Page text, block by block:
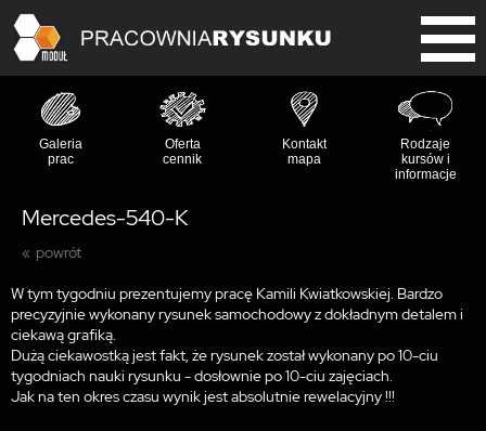
Galeria
prac
Oferta
cennik
Kontakt
mapa
Rodzaje
kursów i
informacje
Mercedes-540-K
powrót
W tym tygodniu prezentujemy pracę Kamili Kwiatkowskiej. Bardzo
precyzyjnie wykonany rysunek samochodowy z dokładnym detalem i
ciekawą grafiką.
Dużą ciekawostką jest fakt, że rysunek został wykonany po 10-ciu
tygodniach nauki rysunku - dosłownie po 10-ciu zajęciach.
Jak na ten okres czasu wynik jest absolutnie rewelacyjny !!!